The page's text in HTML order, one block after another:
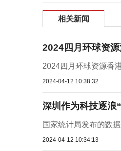
相关新闻
2024四月环球资
2024四月环球资源香
2024-04-12 10:38:32
深圳作为科技逐浪
国家统计局发布的数
2024-04-12 10:34:13